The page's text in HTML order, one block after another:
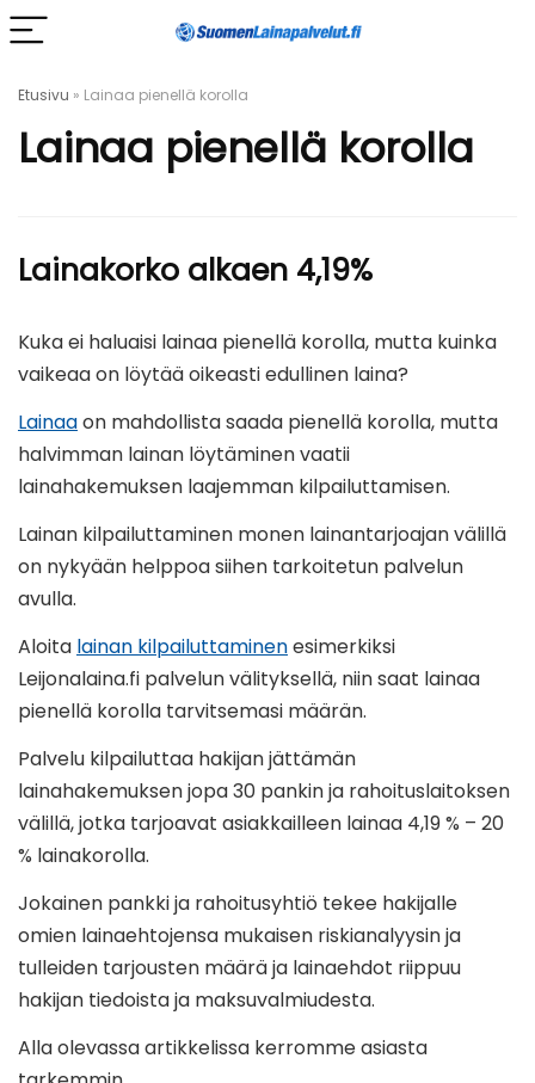
Etusivu » Lainaa pienellä korolla
Lainaa pienellä korolla
Lainakorko alkaen 4,19%
Kuka ei haluaisi lainaa pienellä korolla, mutta kuinka
vaikeaa on löytää oikeasti edullinen laina?
Lainaaon mahdollista saada pienellä korolla, mutta
halvimman lainan löytäminen vaatii
lainahakemuksen laajemman kilpailuttamisen.
Lainan kilpailuttaminen monen lainantarjoajan välillä
on nykyään helppoa siihen tarkoitetun palvelun
avulla.
Aloita lainan kilpailuttaminenesimerkiksi
Leijonalaina.fi palvelun välityksellä, niin saat lainaa
pienellä korolla tarvitsemasi määrän.
Palvelu kilpailuttaa hakijan jättämän
lainahakemuksen jopa 30 pankin ja rahoituslaitoksen
välillä, jotka tarjoavat asiakkailleen lainaa 4,19 % – 20
% lainakorolla.
Jokainen pankki ja rahoitusyhtiö tekee hakijalle
omien lainaehtojensa mukaisen riskianalyysin ja
tulleiden tarjousten määrä ja lainaehdot riippuu
hakijan tiedoista ja maksuvalmiudesta.
Alla olevassa artikkelissa kerromme asiasta